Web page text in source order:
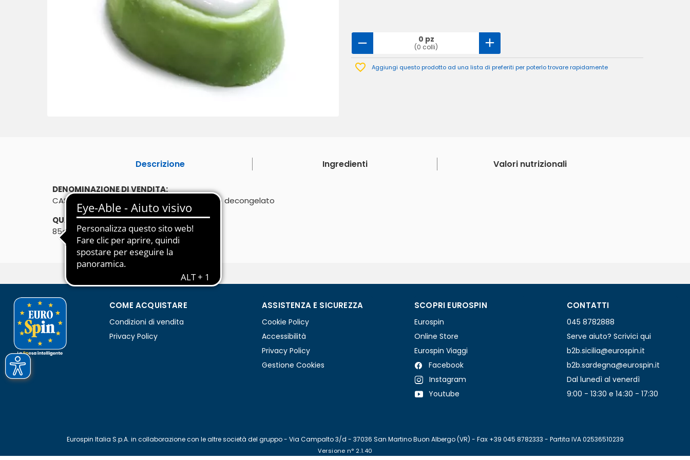
0 pz
(0 colli)
Aggiungi questo prodotto ad una lista di preferiti per poterlo trovare rapidamente
Descrizione Ingredienti Valori nutrizionali
DENOMINAZIONE DI VENDITA:
CASSATINA SICILIANA "SFUSO" 85g - prodotto decongelato
QUANTITÀ:
85g
COME ACQUISTARE
Condizioni di vendita
Privacy Policy
ASSISTENZA E SICUREZZA
Cookie Policy
Accessibilità
Privacy Policy
Gestione Cookies
SCOPRI EUROSPIN
Eurospin
Online Store
Eurospin Viaggi
Facebook
Instagram
Youtube
CONTATTI
045 8782888
Serve aiuto? Scrivici qui
b2b.sicilia@eurospin.it
b2b.sardegna@eurospin.it
Dal lunedì al venerdì
9:00 - 13:30 e 14:30 - 17:30
Eurospin Italia S.p.A. in collaborazione con le altre società del gruppo - Via Campalto 3/d - 37036 San Martino Buon Albergo (VR) - Fax +39 045 8782333 - Partita IVA 02536510239
Versione n° 2.1.40